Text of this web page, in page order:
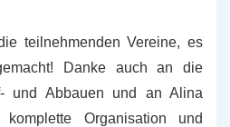
teilnehmenden Vereine, es
Danke auch an die
und Abbauen und an Alina
Organisation und